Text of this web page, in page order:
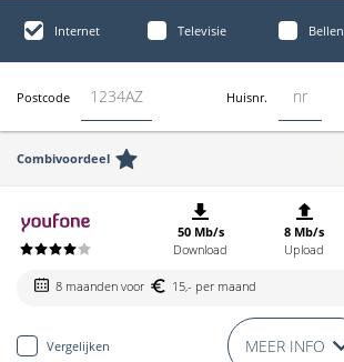
Internet Televisie Bellen
Postcode Huisnr.
Combivoordeel
50 Mb/s
Download
8 Mb/s
Upload
8 maanden voor 15,- per maand
Vergelijken MEER INFO